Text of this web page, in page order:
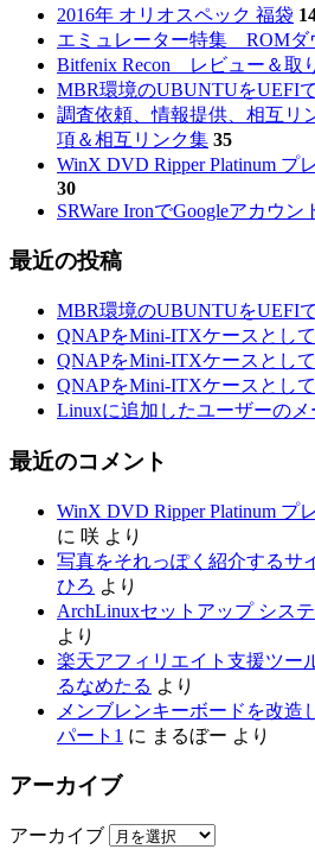
2016年 オリオスペック 福袋
エミュレーター特集 ROMダ
Bitfenix Recon レビュー＆取
MBR環境のUBUNTUをUEFI
調査依頼、情報提供、相互リ
項＆相互リンク集 35
WinX DVD Ripper Platinum プ
30
SRWare IronでGoogleアカウ
最近の投稿
MBR環境のUBUNTUをUEFI
QNAPをMini-ITXケースとし
QNAPをMini-ITXケースとし
QNAPをMini-ITXケースとし
Linuxに追加したユーザーの
最近のコメント
WinX DVD Ripper Platinum プ
に 咲 より
写真をそれっぽく紹介するサ
ひろ より
ArchLinuxセットアップ シス
より
楽天アフィリエイト支援ツー
るなめたる より
メンブレンキーボードを改造
パート1 に まるぼー より
アーカイブ
アーカイブ